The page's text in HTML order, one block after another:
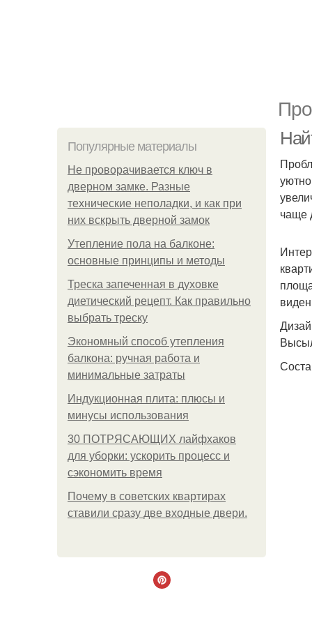
Популярные материалы
Не проворачивается ключ в
дверном замке. Разные
технические неполадки, и как при
них вскрыть дверной замок
Утепление пола на балконе:
основные принципы и методы
Треска запеченная в духовке
диетический рецепт. Как правильно
выбрать треску
Экономный способ утепления
балкона: ручная работа и
минимальные затраты
Индукционная плита: плюсы и
минусы использования
30 ПОТРЯСАЮЩИХ лайфхаков
для уборки: ускорить процесс и
сэкономить время
Почему в советских квартирах
ставили сразу две входные двери.
чаще